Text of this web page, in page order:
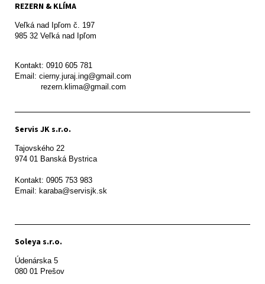
REZERN & KLÍMA
Veľká nad Ipľom č. 197
985 32 Veľká nad Ipľom
Kontakt: 0910 605 781
Email: cierny.juraj.ing@gmail.com
           rezern.klima@gmail.com
Servis JK s.r.o.
Tajovského 22
974 01 Banská Bystrica
Kontakt: 0905 753 983
Email: karaba@servisjk.sk
Soleya s.r.o.
Údenárska 5
080 01 Prešov